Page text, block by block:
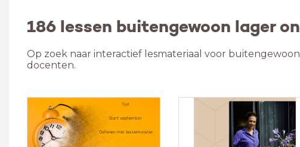
186 lessen buitengewoon lager
Op zoek naar interactief lesmateriaal voor
docenten.